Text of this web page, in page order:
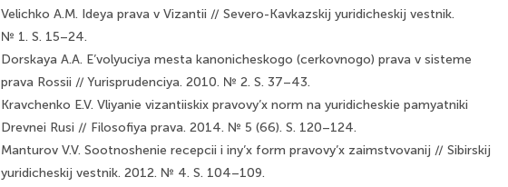
Velichko A.M. Ideya prava v Vizantii // Severo-Kavkazskij yuridicheskij vestnik.
№ 1. S. 15–24.
Dorskaya A.A. E’volyuciya mesta kanonicheskogo (cerkovnogo) prava v sisteme
prava Rossii // Yurisprudenciya. 2010. № 2. S. 37–43.
Kravchenko E.V. Vliyanie vizantiiskix pravovy’x norm na yuridicheskie pamyatniki
Drevnei Rusi // Filosofiya prava. 2014. № 5 (66). S. 120–124.
Manturov V.V. Sootnoshenie recepcii i iny’x form pravovy’x zaimstvovanij // Sibirskij
yuridicheskij vestnik. 2012. № 4. S. 104–109.